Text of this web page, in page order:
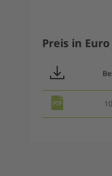
Preis in